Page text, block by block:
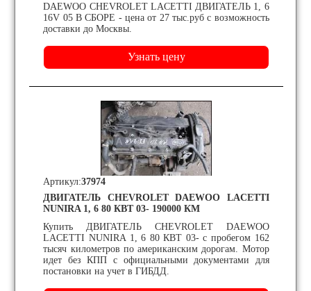
DAEWOO CHEVROLET LACETTI ДВИГАТЕЛЬ 1, 6
16V 05 В СБОРЕ - цена от 27 тыс.руб с возможность
доставки до Москвы.
ДВИГАТЕЛЬ CHEVROLET DAEWOO LACETTI
NUNIRA 1, 6 80 КВТ 03- 190000 КМ
Купить ДВИГАТЕЛЬ CHEVROLET DAEWOO
LACETTI NUNIRA 1, 6 80 КВТ 03- с пробегом 162
тысяч километров по американским дорогам. Мотор
идет без КПП с официальными документами для
постановки на учет в ГИБДД.
Артикул:37974